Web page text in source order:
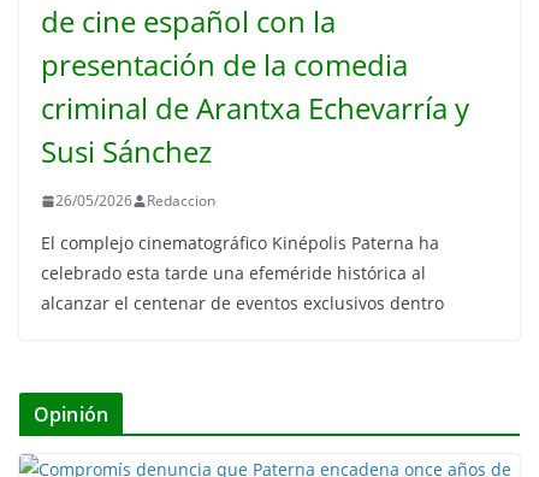
de cine español con la
presentación de la comedia
criminal de Arantxa Echevarría y
Susi Sánchez
26/05/2026 Redaccion
El complejo cinematográfico Kinépolis Paterna ha
celebrado esta tarde una efeméride histórica al
alcanzar el centenar de eventos exclusivos dentro
Opinión